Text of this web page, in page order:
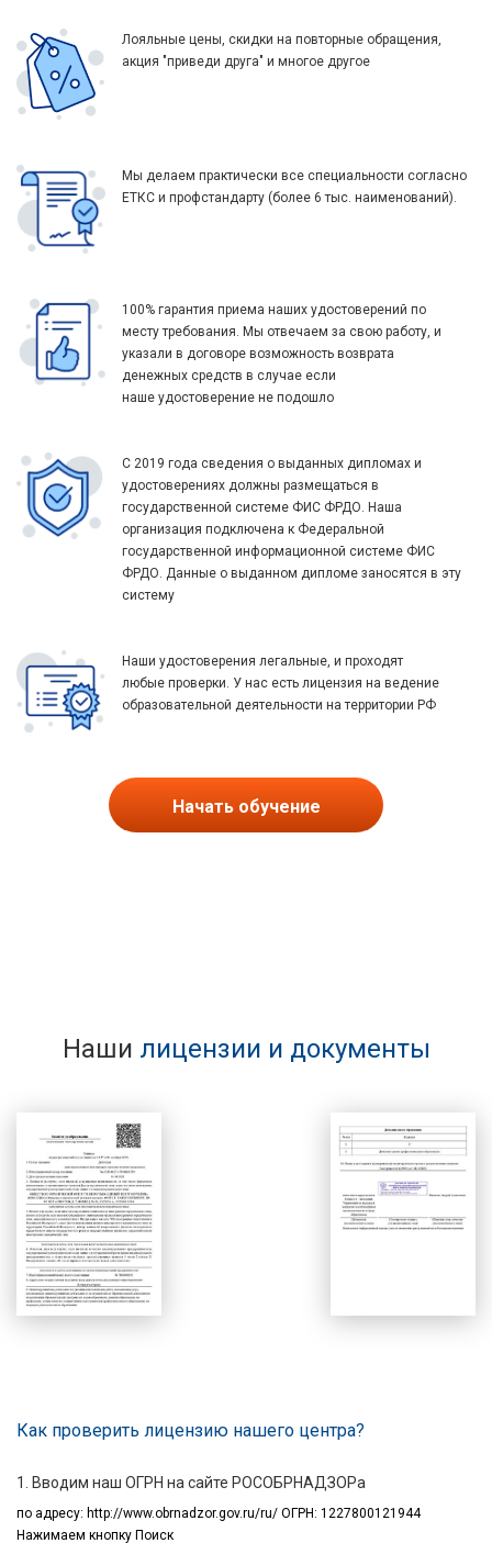
Лояльные цены, скидки на повторные обращения,
акция "приведи друга" и многое другое
Мы делаем практически все специальности согласно
ЕТКС и профстандарту (более 6 тыс. наименований).
100% гарантия приема наших удостоверений по
месту требования. Мы отвечаем за свою работу, и
указали в договоре возможность возврата
денежных средств в случае если
наше удостоверение не подошло
С 2019 года сведения о выданных дипломах и
удостоверениях должны размещаться в
государственной системе ФИС ФРДО. Наша
организация подключена к Федеральной
государственной информационной системе ФИС
ФРДО. Данные о выданном дипломе заносятся в эту
систему
Наши удостоверения легальные, и проходят
любые проверки. У нас есть лицензия на ведение
образовательной деятельности на территории РФ
Начать обучение
Наши лицензии и документы
Как проверить лицензию нашего центра?
1. Вводим наш ОГРН на сайте РОСОБРНАДЗОРа
по адресу: http://www.obrnadzor.gov.ru/ru/ ОГРН: 1227800121944
Нажимаем кнопку Поиск